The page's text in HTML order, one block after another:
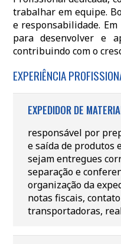
trabalhar em equipe.
e responsabilidade.
para desenvolver e
contribuindo com o
EXPERIÊNCIA
EXPEDIDOR DE
responsável por
e saída de produtos
sejam entregues
separação e
organização da
notas fiscais,
transportadoras,